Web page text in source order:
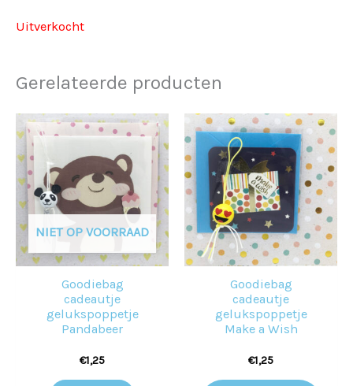
Uitverkocht
Gerelateerde producten
NIET OP VOORRAAD
Goodiebag
cadeautje
gelukspoppetje
Pandabeer
€1,25
Goodiebag
cadeautje
gelukspoppetje
Make a Wish
€1,25